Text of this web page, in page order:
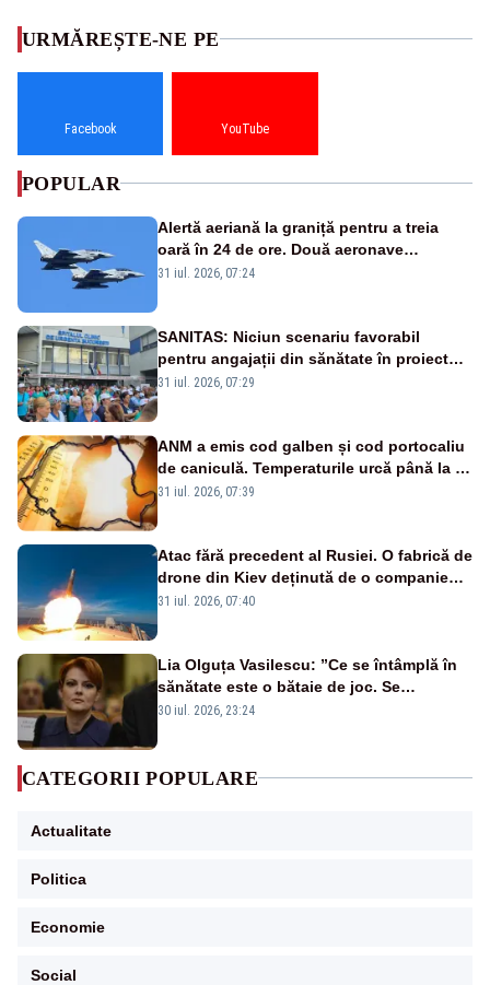
URMĂREȘTE-NE PE
Facebook YouTube
POPULAR
Alertă aeriană la graniță pentru a treia
oară în 24 de ore. Două aeronave
Eurofighter britanice au fost ridicate de la
31 iul. 2026, 07:24
SANITAS: Niciun scenariu favorabil
pentru angajații din sănătate în proiectul
Legii salarizării
31 iul. 2026, 07:29
ANM a emis cod galben și cod portocaliu
de caniculă. Temperaturile urcă până la 38
de grade, iar nopțile devin tropicale
31 iul. 2026, 07:39
Atac fără precedent al Rusiei. O fabrică de
drone din Kiev deținută de o companie
americană, distrusă de o rachetă
31 iul. 2026, 07:40
Lia Olguța Vasilescu: ”Ce se întâmplă în
sănătate este o bătaie de joc. Se
guvernează extraordinar de prost”
30 iul. 2026, 23:24
CATEGORII POPULARE
Actualitate
Politica
Economie
Social